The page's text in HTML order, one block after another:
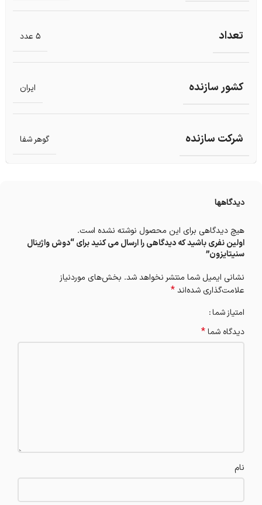
تعداد 5 عدد
کشور سازنده ایران
شرکت سازنده گوهر شفا
دیدگاهها
هیچ دیدگاهی برای این محصول نوشته نشده است.
اولین نفری باشید که دیدگاهی را ارسال می کنید برای “دوش واژینال
سنیتایزون”
نشانی ایمیل شما منتشر نخواهد شد. بخش‌های موردنیاز
علامت‌گذاری شده‌اند*
امتیاز شما
دیدگاه شما*
نام